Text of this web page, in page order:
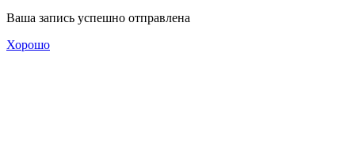
Ваша запись успешно отправлена
Хорошо